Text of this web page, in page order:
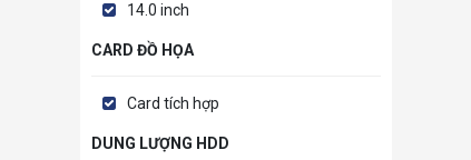
14.0 inch
CARD ĐỒ HỌA
Card tích hợp
DUNG LƯỢNG HDD